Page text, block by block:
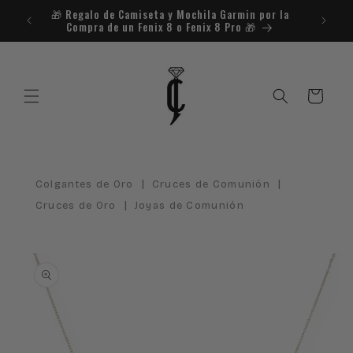
directamente
al contenido
🎁​ Regalo de Camiseta y Mochila Garmin por la
Compra de un Fenix 8 o Fenix 8 Pro 🎁​
Carrito
Colgantes de Oro | Cruces de Comunión |
Cruces de Oro | Joyas de Comunión
directamente
información
del producto